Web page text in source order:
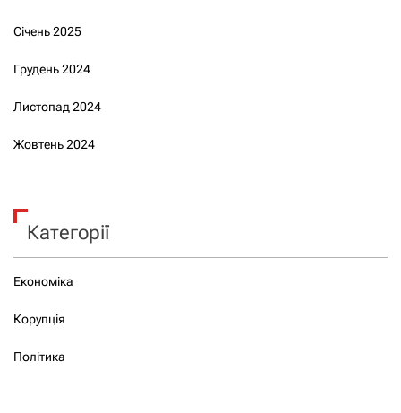
Січень 2025
Грудень 2024
Листопад 2024
Жовтень 2024
Категорії
Економіка
Корупція
Політика